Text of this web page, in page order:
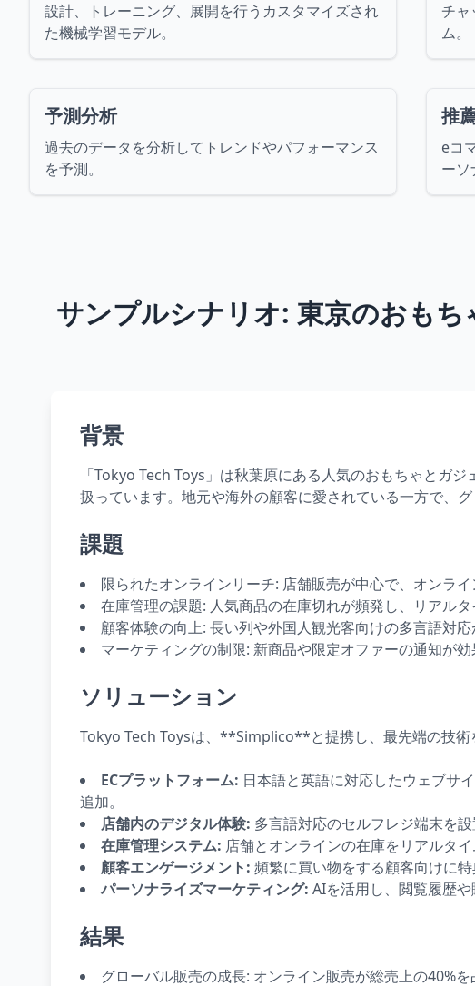
設計、トレーニング、展開を行うカスタマイズされ
た機械学習モデル。
チャ
ム。
予測分析
過去のデータを分析してトレンドやパフォーマンス
を予測。
推
eコ
ーソ
サンプルシナリオ: 東京のおも
背景
「Tokyo Tech Toys」は秋葉原にある人気のおもちゃとガ
扱っています。地元や海外の顧客に愛されている一方で、
課題
限られたオンラインリーチ: 店舗販売が中心で、オンライ
在庫管理の課題: 人気商品の在庫切れが頻発し、リアルタ
顧客体験の向上: 長い列や外国人観光客向けの多言語対応
マーケティングの制限: 新商品や限定オファーの通知が効
ソリューション
Tokyo Tech Toysは、**Simplico**と提携し、最先端の技術
ECプラットフォーム: 日本語と英語に対応したウェブサ
追加。
店舗内のデジタル体験: 多言語対応のセルフレジ端末を
在庫管理システム: 店舗とオンラインの在庫をリアルタ
顧客エンゲージメント: 頻繁に買い物をする顧客向けに
パーソナライズマーケティング: AIを活用し、閲覧履歴
結果
グローバル販売の成長: オンライン販売が総売上の40%を